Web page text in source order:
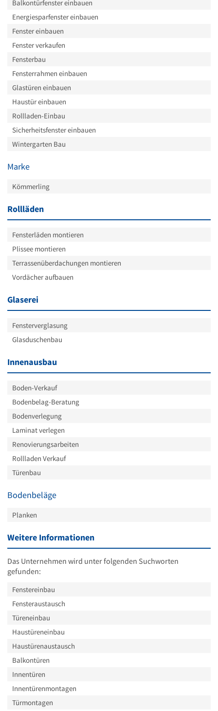
Balkontürfenster einbauen
Energiesparfenster einbauen
Fenster einbauen
Fenster verkaufen
Fensterbau
Fensterrahmen einbauen
Glastüren einbauen
Haustür einbauen
Rollladen-Einbau
Sicherheitsfenster einbauen
Wintergarten Bau
Marke
Kömmerling
Rollläden
Fensterläden montieren
Plissee montieren
Terrassenüberdachungen montieren
Vordächer aufbauen
Glaserei
Fensterverglasung
Glasduschenbau
Innenausbau
Boden-Verkauf
Bodenbelag-Beratung
Bodenverlegung
Laminat verlegen
Renovierungsarbeiten
Rollladen Verkauf
Türenbau
Bodenbeläge
Planken
Weitere Informationen
Das Unternehmen wird unter folgenden Suchworten
gefunden:
Fenstereinbau
Fensteraustausch
Türeneinbau
Haustüreneinbau
Haustürenaustausch
Balkontüren
Innentüren
Innentürenmontagen
Türmontagen